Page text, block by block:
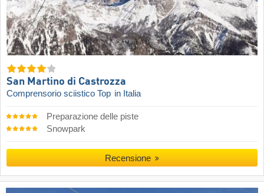
San Martino di Castrozza
Comprensorio sciistico Top in Italia
Preparazione delle piste
Snowpark
Recensione